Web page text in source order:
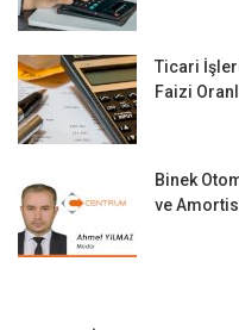
Ticari
Faizi
Binek
ve